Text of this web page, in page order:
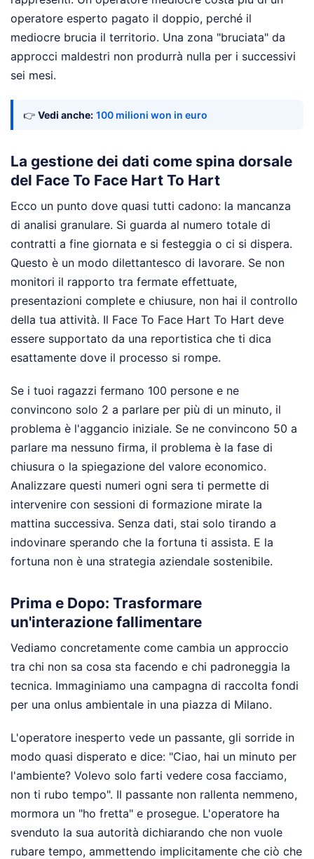
operatore esperto pagato il doppio, perché il
mediocre brucia il territorio. Una zona "bruciata" da
approcci maldestri non produrrà nulla per i successivi
sei mesi.
👉 Vedi anche: 100 milioni won in euro
La gestione dei dati come spina dorsale
del Face To Face Hart To Hart
Ecco un punto dove quasi tutti cadono: la mancanza
di analisi granulare. Si guarda al numero totale di
contratti a fine giornata e si festeggia o ci si dispera.
Questo è un modo dilettantesco di lavorare. Se non
monitori il rapporto tra fermate effettuate,
presentazioni complete e chiusure, non hai il controllo
della tua attività. Il Face To Face Hart To Hart deve
essere supportato da una reportistica che ti dica
esattamente dove il processo si rompe.
Se i tuoi ragazzi fermano 100 persone e ne
convincono solo 2 a parlare per più di un minuto, il
problema è l'aggancio iniziale. Se ne convincono 50 a
parlare ma nessuno firma, il problema è la fase di
chiusura o la spiegazione del valore economico.
Analizzare questi numeri ogni sera ti permette di
intervenire con sessioni di formazione mirate la
mattina successiva. Senza dati, stai solo tirando a
indovinare sperando che la fortuna ti assista. E la
fortuna non è una strategia aziendale sostenibile.
Prima e Dopo: Trasformare
un'interazione fallimentare
Vediamo concretamente come cambia un approccio
tra chi non sa cosa sta facendo e chi padroneggia la
tecnica. Immaginiamo una campagna di raccolta fondi
per una onlus ambientale in una piazza di Milano.
L'operatore inesperto vede un passante, gli sorride in
modo quasi disperato e dice: "Ciao, hai un minuto per
l'ambiente? Volevo solo farti vedere cosa facciamo,
non ti rubo tempo". Il passante non rallenta nemmeno,
mormora un "ho fretta" e prosegue. L'operatore ha
svenduto la sua autorità dichiarando che non vuole
rubare tempo, ammettendo implicitamente che ciò che